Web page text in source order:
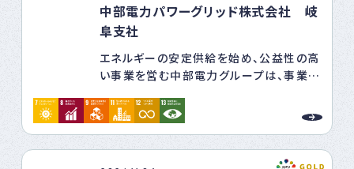
いての方針を定める。
②理事長を責任者とする健康経営推進チ
ームを組織し、総務課長（本所）及び飛騨
支所長（飛騨支所）を健康経営推進担当者
とする。
③職員一人ひとりが心身の健康保持増進
に自律的に取り組めるよう、健康づくりを
医学の見地から体系的かつ包括的に健康
管理を実施する。
・興栄コンサルタントで働くすべての人が、
健康で楽しく、人びとの幸せを目指せるよ
うに、新しい働き方に取り組んでまいりま
す。
・持続可能な農業を促進するために、土地
改良事業や農村の地域創りを支援してま
中部電力パワーグリッド株式会社 岐
阜支社
エネルギーの安定供給を始め、公益性の高
い事業を営む中部電力グループは、事業活
Corporate Social Responsibility）
を果たすことで、ステークホルダーの皆さ
展（サステナビリティ）に貢献していきます。